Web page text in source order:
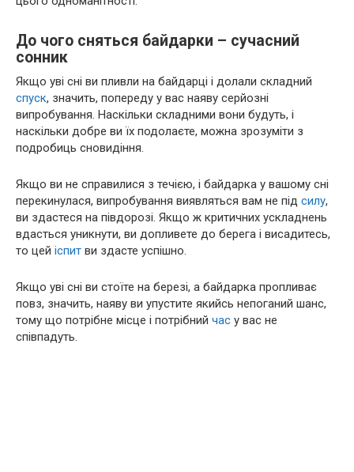
До чого сняться байдарки – сучасний
сонник
Якщо уві сні ви пливли на байдарці і долали складний
спуск, значить, попереду у вас наяву серйозні
випробування. Наскільки складними вони будуть, і
наскільки добре ви їх подолаєте, можна зрозуміти з
подробиць сновидіння.
Якщо ви не справилися з течією, і байдарка у вашому сні
перекинулася, випробування виявляться вам не під силу,
ви здастеся на півдорозі. Якщо ж критичних ускладнень
вдасться уникнути, ви допливете до берега і висадитесь,
то цей іспит ви здасте успішно.
Якщо уві сні ви стоїте на березі, а байдарка пропливає
повз, значить, наяву ви упустите якийсь непоганий шанс,
тому що потрібне місце і потрібний час у вас не
співпадуть.